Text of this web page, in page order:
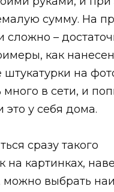
сумму. На
сложно –
как
на
много в сети, и
это у себя дома.
сразу такого
на картинках,
можно выбрать